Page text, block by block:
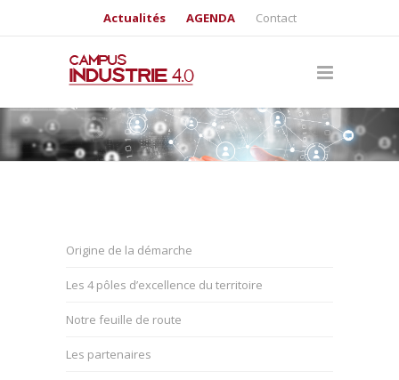
Actualités AGENDA Contact
Origine de la démarche
Les 4 pôles d’excellence du territoire
Notre feuille de route
Les partenaires